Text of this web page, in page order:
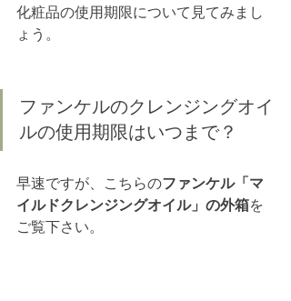
化粧品の使用期限について見てみまし
ょう。
ファンケルのクレンジングオイ
ルの使用期限はいつまで？
早速ですが、こちらのファンケル「マ
イルドクレンジングオイル」の外箱を
ご覧下さい。